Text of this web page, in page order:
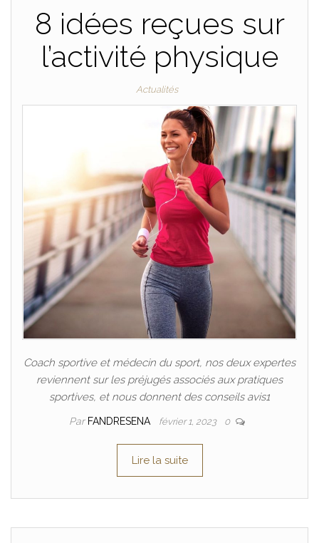
8 idées reçues sur
l’activité physique
Actualités
Coach sportive et médecin du sport, nos deux expertes
reviennent sur les préjugés associés aux pratiques
sportives, et nous donnent des conseils avis1
Par FANDRESENA février 1, 2023 0
Lire la suite